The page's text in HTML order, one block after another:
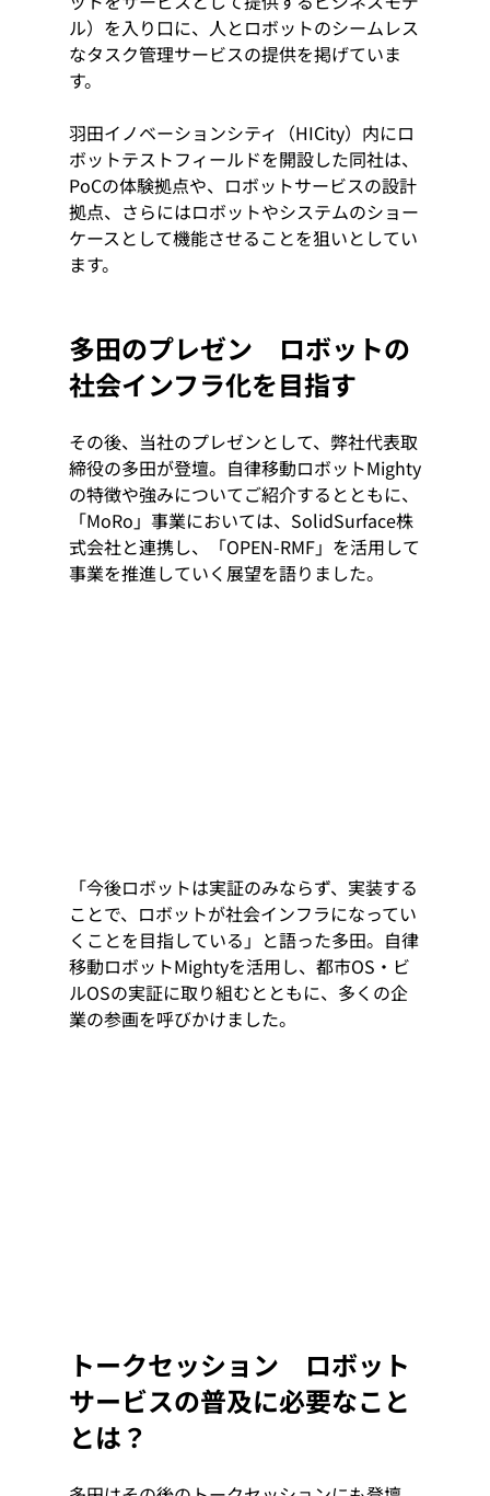
ル）を入り口に、人とロボットのシームレス
なタスク管理サービスの提供を掲げていま
す。
羽田イノベーションシティ（HICity）内にロ
ボットテストフィールドを開設した同社は、
PoCの体験拠点や、ロボットサービスの設計
拠点、さらにはロボットやシステムのショー
ケースとして機能させることを狙いとしてい
ます。
多田のプレゼン　ロボットの
社会インフラ化を目指す
その後、当社のプレゼンとして、弊社代表取
締役の多田が登壇。自律移動ロボットMighty
の特徴や強みについてご紹介するとともに、
「MoRo」事業においては、SolidSurface株
式会社と連携し、「OPEN-RMF」を活用して
事業を推進していく展望を語りました。
「今後ロボットは実証のみならず、実装する
ことで、ロボットが社会インフラになってい
くことを目指している」と語った多田。自律
移動ロボットMightyを活用し、都市OS・ビ
ルOSの実証に取り組むとともに、多くの企
業の参画を呼びかけました。
トークセッション　ロボット
サービスの普及に必要なこと
とは？